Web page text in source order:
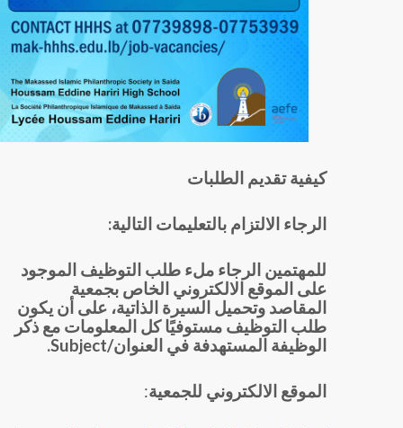
كيفية تقديم الطلبات
الرجاء الالتزام بالتعليمات التالية:
للمهتمين الرجاء ملء طلب التوظيف الموجود
على الموقع الالكتروني الخاص بجمعية
المقاصد وتحميل السيرة الذاتية، على أن يكون
طلب التوظيف مستوفيًا كل المعلومات مع ذكر
الوظيفة المستهدفة في العنوان/Subject
.
الموقع الالكتروني للجمعية: